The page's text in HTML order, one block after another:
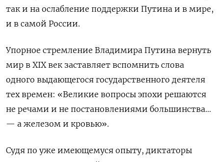
так и на ослабление поддержки Путина и в мире,
и в самой России.
Упорное стремление Владимира Путина вернуть
мир в XIX век заставляет вспомнить слова
одного выдающегося государственного деятеля
тех времен: «Великие вопросы эпохи решаются
не речами и не постановлениями большинства…
— а железом и кровью».
Судя по уже имеющемуся опыту, диктаторы